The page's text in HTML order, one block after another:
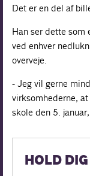
Det er en del af
Han ser dette som
ved enhver
overveje.
- Jeg vil gerne
virksomhederne,
skole den 5.
HOLD